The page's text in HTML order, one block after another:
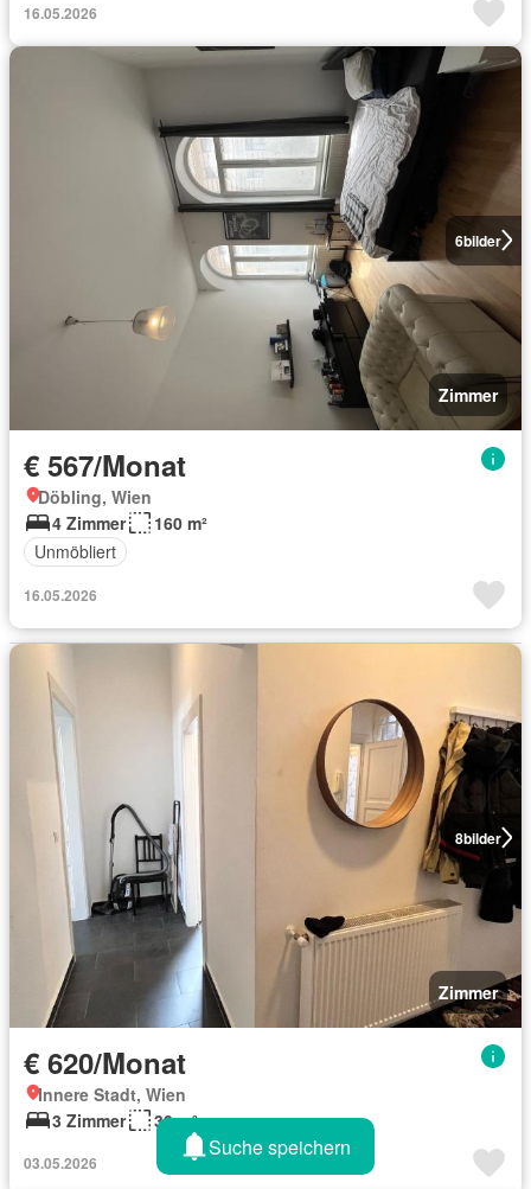
16.05.2026
6bilder
Zimmer
€ 567/Monat
Döbling, Wien
4 Zimmer
160 m²
Unmöbliert
16.05.2026
8bilder
Zimmer
€ 620/Monat
Innere Stadt, Wien
3 Zimmer
30 m²
03.05.2026
Suche speichern